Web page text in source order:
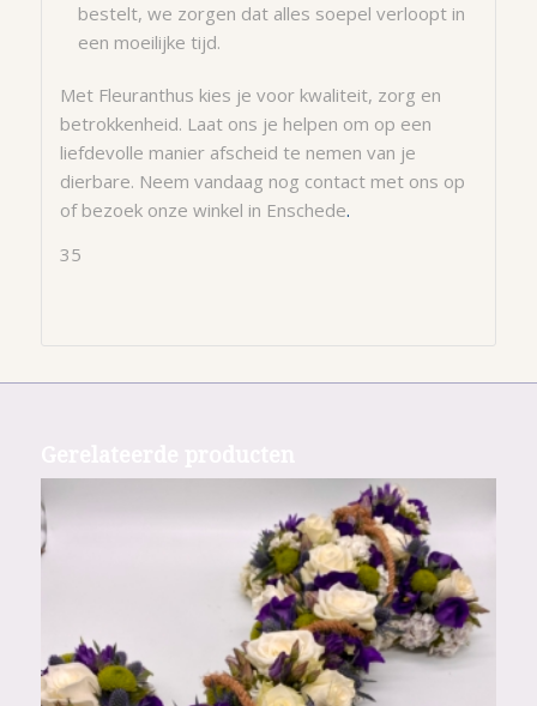
bestelt, we zorgen dat alles soepel verloopt in
een moeilijke tijd.
Met Fleuranthus kies je voor kwaliteit, zorg en
betrokkenheid. Laat ons je helpen om op een
liefdevolle manier afscheid te nemen van je
dierbare. Neem vandaag nog contact met ons op
of bezoek onze winkel in Enschede.
35